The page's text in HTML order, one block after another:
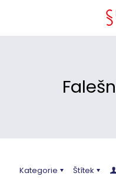
Kategorie Štítek